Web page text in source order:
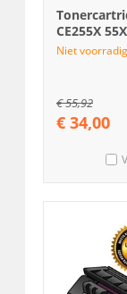
CE255X
Niet
€55,92
€ 34,00